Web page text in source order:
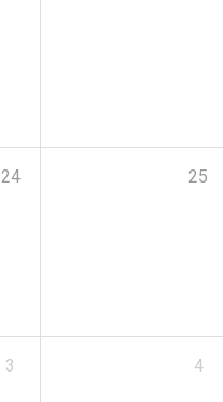
24 25
3 4